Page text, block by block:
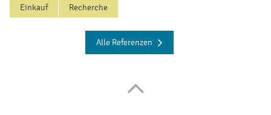
Einkauf Recherche
Alle Referenzen